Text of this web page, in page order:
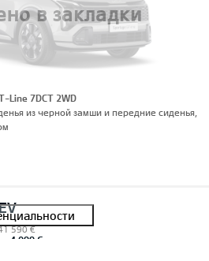
в закладки
Line 7DCT 2WD
из черной замши и передние сиденья,
590 €
4 099 €